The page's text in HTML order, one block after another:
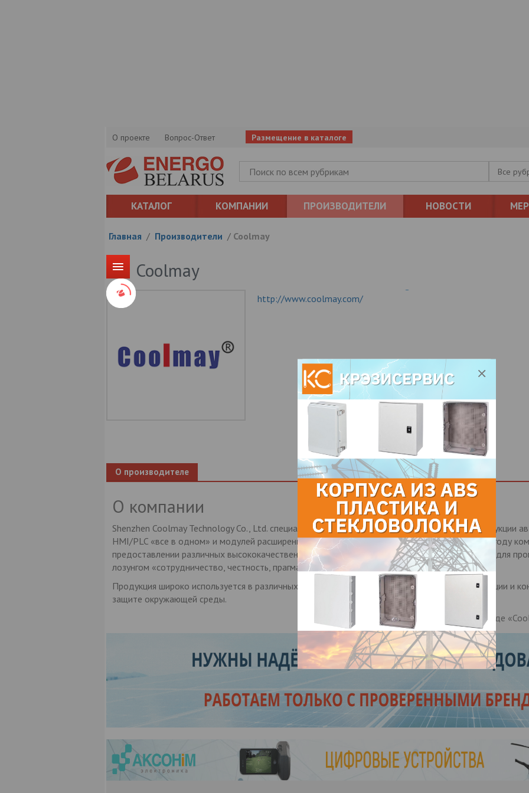
О проекте Вопрос-Ответ Размещение в каталоге
Все
КАТАЛОГ КОМПАНИИ ПРОИЗВОДИТЕЛИ НОВОСТИ
Главная / Производители / Coolmay
Coolmay
http://www.coolmay.com/
О производителе
О компании
Shenzhen Coolmay Technology Co., Ltd. специализируется на разработке и производстве продукции
HMI/PLC «все в одном» и модулей расширения для них. С момента своего основания в 2006 году
предоставлении различных высококачественных продуктов по конкурентоспособным ценам для
лозунгом «сотрудничество, честность, прагматизм, инновации».
Продукция широко используется в различных областях машиностроения, отопления, вентиляции и
защите окружающей среды.
Информация о бренде